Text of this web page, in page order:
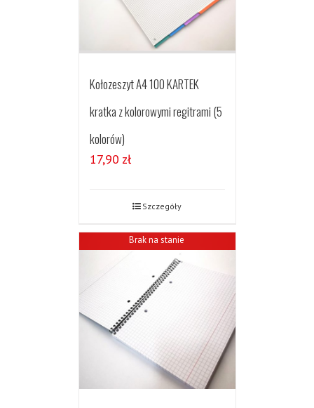
Kołozeszyt A4 100 KARTEK
kratka z kolorowymi regitrami (5
kolorów)
17,90 zł
Szczegóły
Brak na stanie